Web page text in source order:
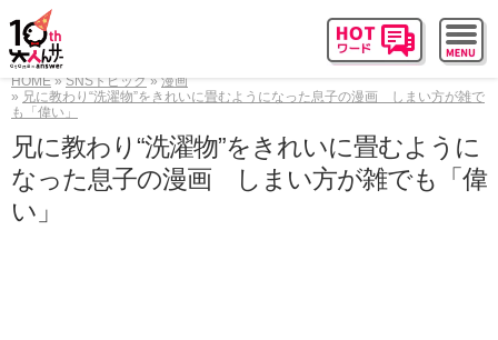
HOME SNSトピック
漫画
兄に教わり“洗濯物”をきれいに畳むようになった息子の漫画 しまい方が雑で
も「偉い」
兄に教わり“洗濯物”をきれいに畳むように
なった息子の漫画 しまい方が雑でも「偉
い」